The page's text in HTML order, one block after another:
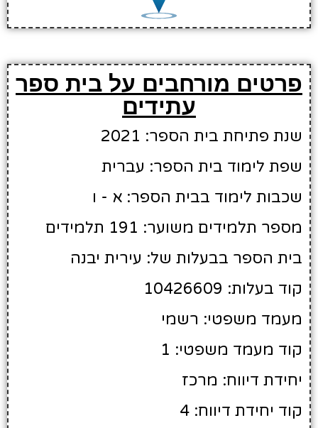
פרטים מורחבים על בית ספר
עתידים
שנת פתיחת בית הספר: 2021
שפת לימוד בית הספר: עברית
שכבות לימוד בבית הספר: א - ו
מספר תלמידים משוער: 191 תלמידים
בית הספר בבעלות של: עירית יבנה
קוד בעלות: 10426609
מעמד משפטי: רשמי
קוד מעמד משפטי: 1
יחידת דיווח: מרכז
קוד יחידת דיווח: 4